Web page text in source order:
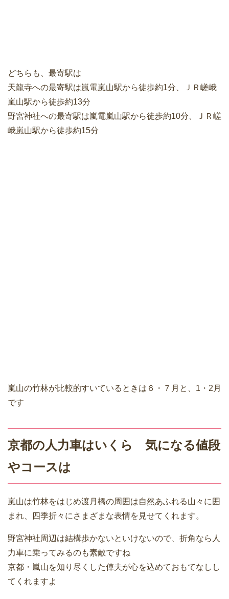
どちらも、最寄駅は
天龍寺への最寄駅は嵐電嵐山駅から徒歩約1分、ＪＲ嵯峨
嵐山駅から徒歩約13分
野宮神社への最寄駅は嵐電嵐山駅から徒歩約10分、ＪＲ嵯
峨嵐山駅から徒歩約15分
嵐山の竹林が比較的すいているときは６・７月と、1・2月
です
京都の人力車はいくら 気になる値段
やコースは
嵐山は竹林をはじめ渡月橋の周囲は自然あふれる山々に囲
まれ、四季折々にさまざまな表情を見せてくれます。
野宮神社周辺は結構歩かないといけないので、折角なら人
力車に乗ってみるのも素敵ですね
京都・嵐山を知り尽くした俥夫が心を込めておもてなしし
てくれますよ